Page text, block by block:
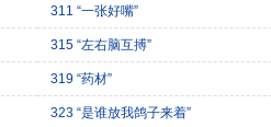
311 “一张好嘴”
315 “左右脑互搏”
319 “药材”
323 “是谁放我鸽子来着”